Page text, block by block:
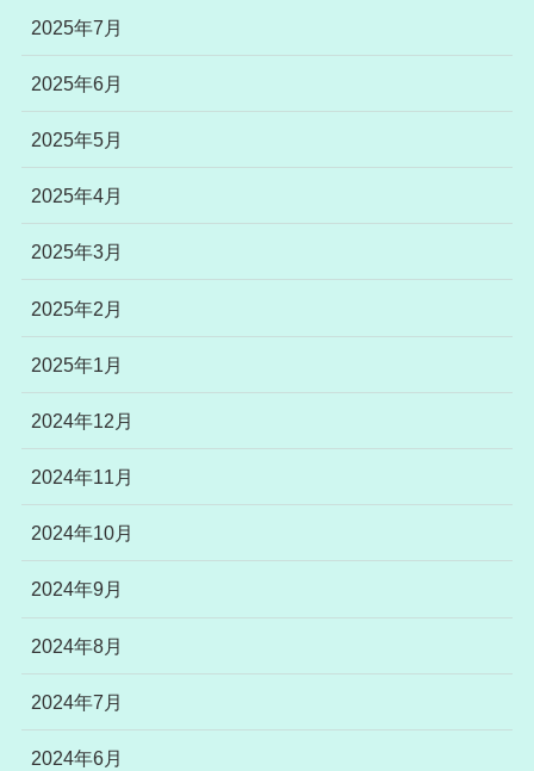
2025年7月
2025年6月
2025年5月
2025年4月
2025年3月
2025年2月
2025年1月
2024年12月
2024年11月
2024年10月
2024年9月
2024年8月
2024年7月
2024年6月